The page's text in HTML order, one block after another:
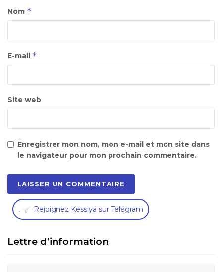
Nom *
E-mail *
Site web
Enregistrer mon nom, mon e-mail et mon site dans
le navigateur pour mon prochain commentaire.
, Rejoignez Kessiya sur Télégram
Lettre d’information